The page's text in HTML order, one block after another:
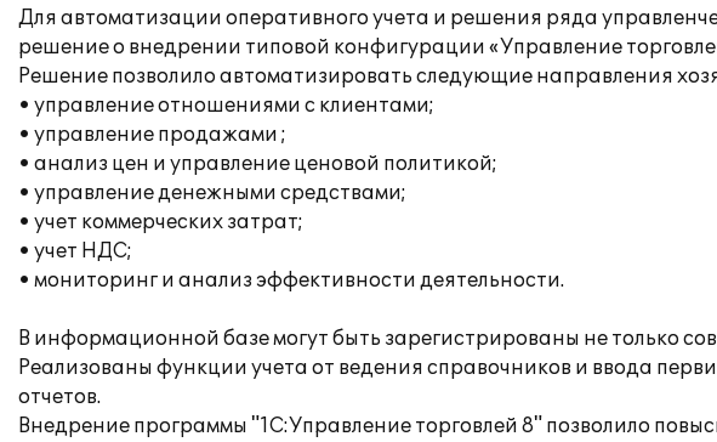
Для автоматизации оперативного учета и решения ряда
решение о внедрении типовой конфигурации «Управление
Решение позволило автоматизировать следующие направления
• управление отношениями с клиентами;
• управление продажами ;
• анализ цен и управление ценовой политикой;
• управление денежными средствами;
• учет коммерческих затрат;
• учет НДС;
• мониторинг и анализ эффективности деятельности.
В информационной базе могут быть зарегистрированы не только
Реализованы функции учета от ведения справочников и ввода
отчетов.
Внедрение программы "1С:Управление торговлей 8" позволило